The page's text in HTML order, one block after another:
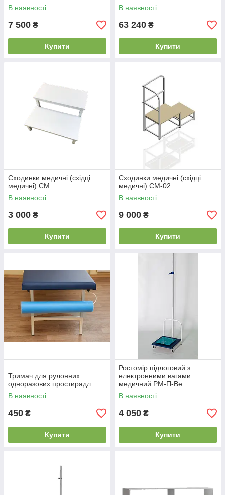
В наявності
7 500 ₴
Купити
В наявності
63 240 ₴
Купити
Сходинки медичні (східці
медичні) СМ
В наявності
3 000 ₴
Купити
Сходинки медичні (східці
медичні) СМ-02
В наявності
9 000 ₴
Купити
Тримач для рулонних
одноразових простирадл
В наявності
450 ₴
Купити
Ростомір підлоговий з
електронними вагами
медичний РМ-П-Ве
В наявності
4 050 ₴
Купити